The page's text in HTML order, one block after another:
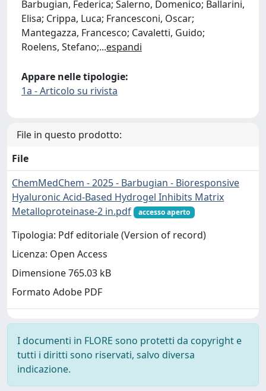
Barbugian, Federica; Salerno, Domenico; Ballarini,
Elisa; Crippa, Luca; Francesconi, Oscar;
Mantegazza, Francesco; Cavaletti, Guido;
Roelens, Stefano;...espandi
Appare nelle tipologie:
1a - Articolo su rivista
File in questo prodotto:
File
ChemMedChem - 2025 - Barbugian - Bioresponsive
Hyaluronic Acid‐Based Hydrogel Inhibits Matrix
Metalloproteinase‐2 in.pdf
accesso aperto
Tipologia: Pdf editoriale (Version of record)
Licenza: Open Access
Dimensione 765.03 kB
Formato Adobe PDF
I documenti in FLORE sono protetti da copyright e
tutti i diritti sono riservati, salvo diversa
indicazione.